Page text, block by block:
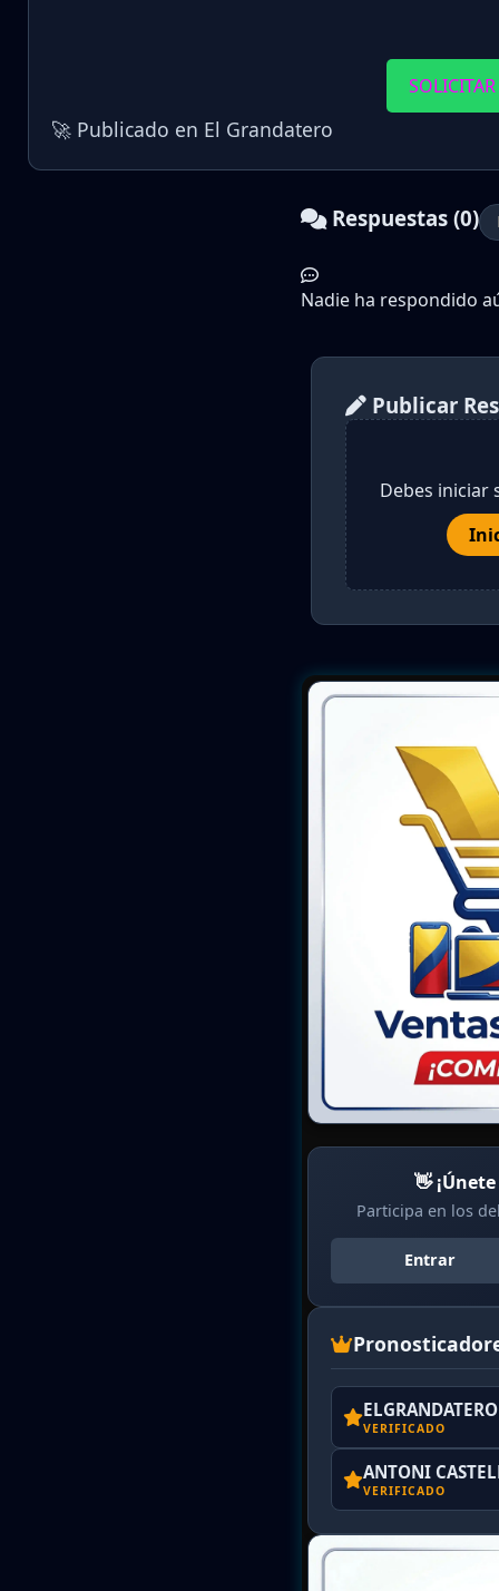
🚀 Publicado en El Grandatero
Respuestas (0)
Nadie ha respondido
Publicar
Debes iniciar
👋
Participa en los
Entrar
VERIFICADO
ANTONI
VERIFICADO